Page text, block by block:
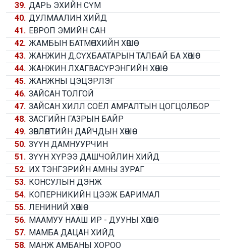
39. ДАРЬ ЭХИЙН СҮМ
40. ДУЛМААЛИН ХИЙД
41. ЕВРОП ЭМИЙН САН
42. ЖАМБЫН БАТМӨНХИЙН ХӨШӨӨ
43. ЖАНЖИН Д.СҮХБААТАРЫН ТАЛБАЙ БА ХӨШӨӨ
44. ЖАНЖИН ЛХАГВАСҮРЭНГИЙН ХӨШӨӨ
45. ЖАНЖНЫ ЦЭЦЭРЛЭГ
46. ЗАЙСАН ТОЛГОЙ
47. ЗАЙСАН ХИЛЛ СОЁЛ АМРАЛТЫН ЦОГЦОЛБОР
48. ЗАСГИЙН ГАЗРЫН БАЙР
49. ЗӨВЛӨЛТИЙН ДАЙЧДЫН ХӨШӨӨ
50. ЗҮҮН ДАМНУУРЧИН
51. ЗҮҮН ХҮРЭЭ ДАШЧОЙЛИН ХИЙД
52. ИХ ТЭНГЭРИЙН АМНЫ ЗУРАГ
53. КОНСУЛЫН ДЭНЖ
54. КОПЕРНИКИЙН ЦЭЭЖ БАРИМАЛ
55. ЛЕНИНИЙ ХӨШӨӨ
56. МААМУУ НААШ ИР - ДУУНЫ ХӨШӨӨ
57. МАМБА ДАЦАН ХИЙД
58. МАНЖ АМБАНЫ ХОРОО